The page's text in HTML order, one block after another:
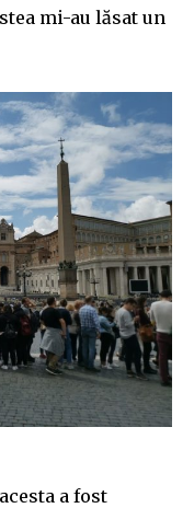
mi-au lăsat un
a fost